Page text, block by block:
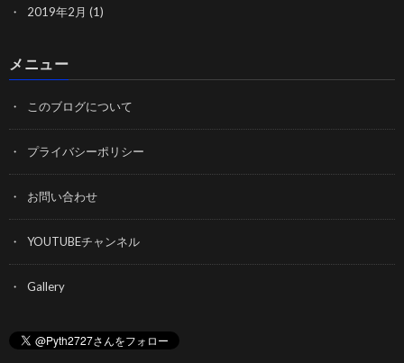
2019年2月 (1)
メニュー
このブログについて
プライバシーポリシー
お問い合わせ
YOUTUBEチャンネル
Gallery